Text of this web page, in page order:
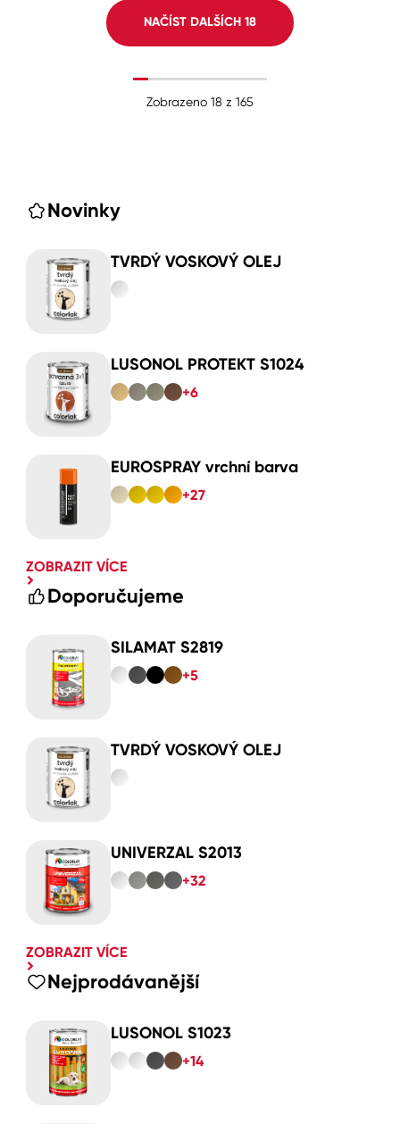
NAČÍST DALŠÍCH 18
Zobrazeno 18 z 165
Novinky
TVRDÝ VOSKOVÝ OLEJ
LUSONOL PROTEKT S1024
+6
EUROSPRAY vrchní barva
+27
ZOBRAZIT VÍCE
Doporučujeme
SILAMAT S2819
+5
TVRDÝ VOSKOVÝ OLEJ
UNIVERZAL S2013
+32
ZOBRAZIT VÍCE
Nejprodávanější
LUSONOL S1023
+14